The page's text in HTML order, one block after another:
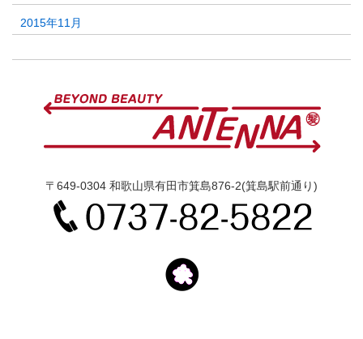
2015年11月
〒649-0304 和歌山県有田市箕島876-2(箕島駅前通り)